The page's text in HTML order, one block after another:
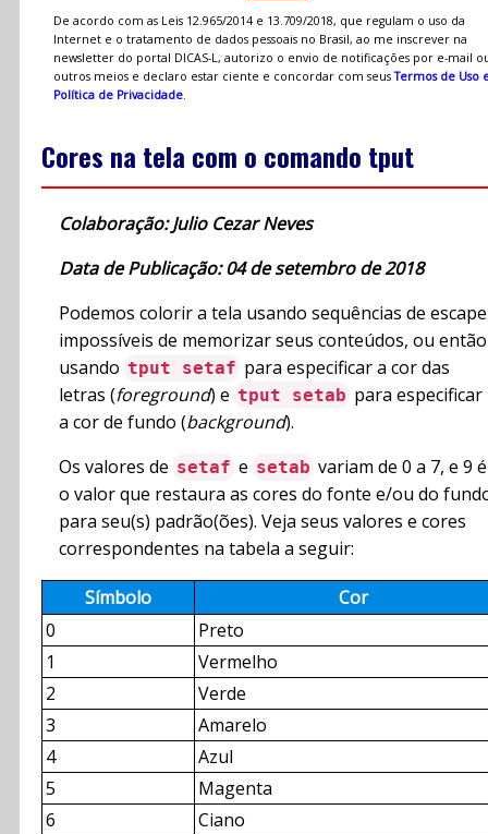
De acordo com as Leis 12.965/2014 e 13.709/2018, que regulam o uso da
Internet e o tratamento de dados pessoais no Brasil, ao me inscrever na
newsletter do portal DICAS-L, autorizo o envio de notificações por e-mail
outros meios e declaro estar ciente e concordar com seusTermos de Uso
Política de Privacidade.
Cores na tela com o comando tput
Colaboração: Julio Cezar Neves
Data de Publicação: 04 de setembro de 2018
Podemos colorir a tela usando sequências de escape
impossíveis de memorizar seus conteúdos, ou então
usando tput setaf para especificar a cor das
letras (foreground) e tput setab para especificar
a cor de fundo (background).
Os valores de setaf e setab variam de 0 a 7, e 9 é
o valor que restaura as cores do fonte e/ou do
para seu(s) padrão(ões). Veja seus valores e cores
correspondentes na tabela a seguir:
Símbolo
Cor
0
Preto
1
Vermelho
2
Verde
3
Amarelo
4
Azul
5
Magenta
6
Ciano